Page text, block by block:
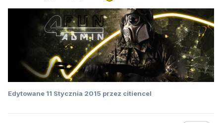
Edytowane 11 Stycznia 2015 przez citiencel